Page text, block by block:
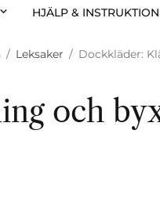
HJÄLP &
/ Leksaker / Dockkläder:
och